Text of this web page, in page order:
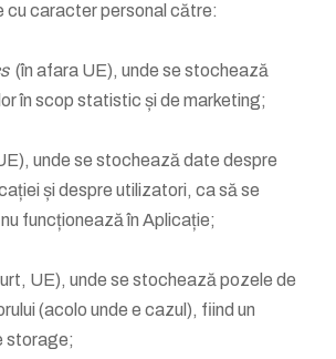
cu caracter personal către:
(în afara UE), unde se stochează
în scop statistic și de marketing;
unde se stochează date despre
și despre utilizatori, ca să se
funcționează în Aplicație;
UE), unde se stochează pozele de
(acolo unde e cazul), fiind un
storage;